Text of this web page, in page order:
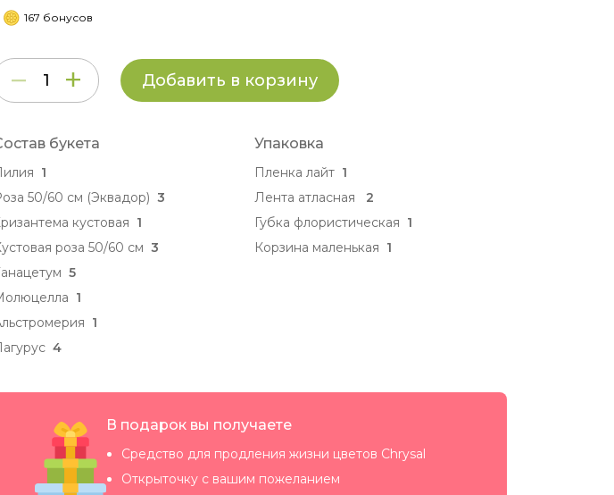
167 бонусов
Добавить в корзину
букета
1
50/60 см (Эквадор) 3
кустовая 1
роза 50/60 см 3
5
1
1
4
Упаковка
Пленка лайт 1
Лента атласная
2
Губка флористическая 1
Корзина маленькая 1
В подарок вы получаете
Средство для продления жизни цветов Chrysal
Открыточку с вашим пожеланием